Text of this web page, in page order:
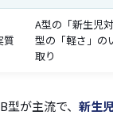
質
A型の「新生児
型の「軽さ」の
取り
が主流で、 新生